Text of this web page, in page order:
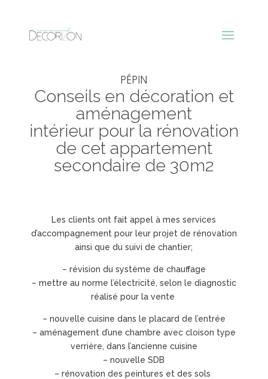
PÉPIN
Conseils en décoration et
aménagement
intérieur pour la rénovation
de cet appartement
secondaire de 30m2
Les clients ont fait appel à mes services
d’accompagnement pour leur projet de rénovation
ainsi que du suivi de chantier;
– révision du système de chauffage
– mettre au norme l’électricité, selon le diagnostic
réalisé pour la vente
– nouvelle cuisine dans le placard de l’entrée
– aménagement d’une chambre avec cloison type
verrière, dans l’ancienne cuisine
– nouvelle SDB
– rénovation des peintures et des sols